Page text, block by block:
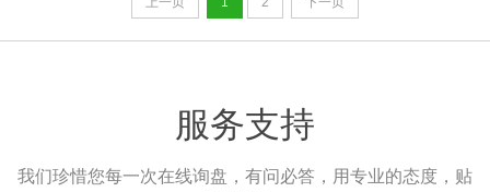
服务支持
我们珍惜您每一次在线询盘，有问必答，用专业的态度，贴